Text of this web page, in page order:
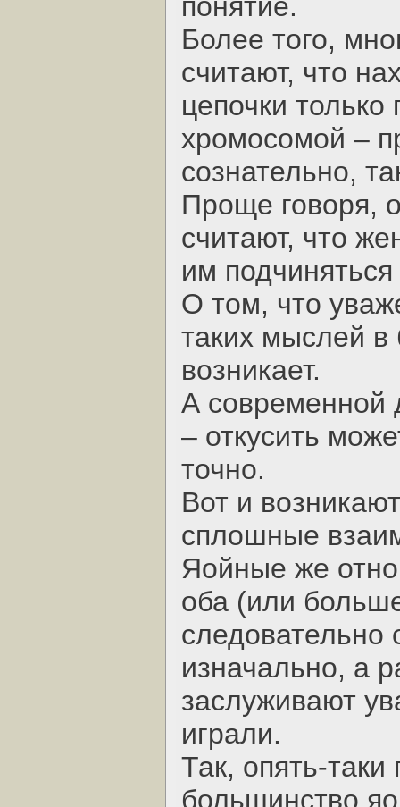
Более того,
считают, что
цепочки только
хромосомой –
сознательно,
Проще говоря,
считают, что
им
О том, что
таких мыслей в
возникает.
А современной
– откусить
точно.
Вот и
сплошные
Яойные же
оба (или
следовательно
изначально, а
заслуживают
играли.
Так, опять-
большинство